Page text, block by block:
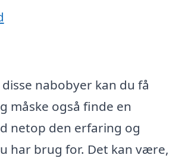
nabobyer kan du få
måske også finde en
netop den erfaring og
har brug for. Det kan være,